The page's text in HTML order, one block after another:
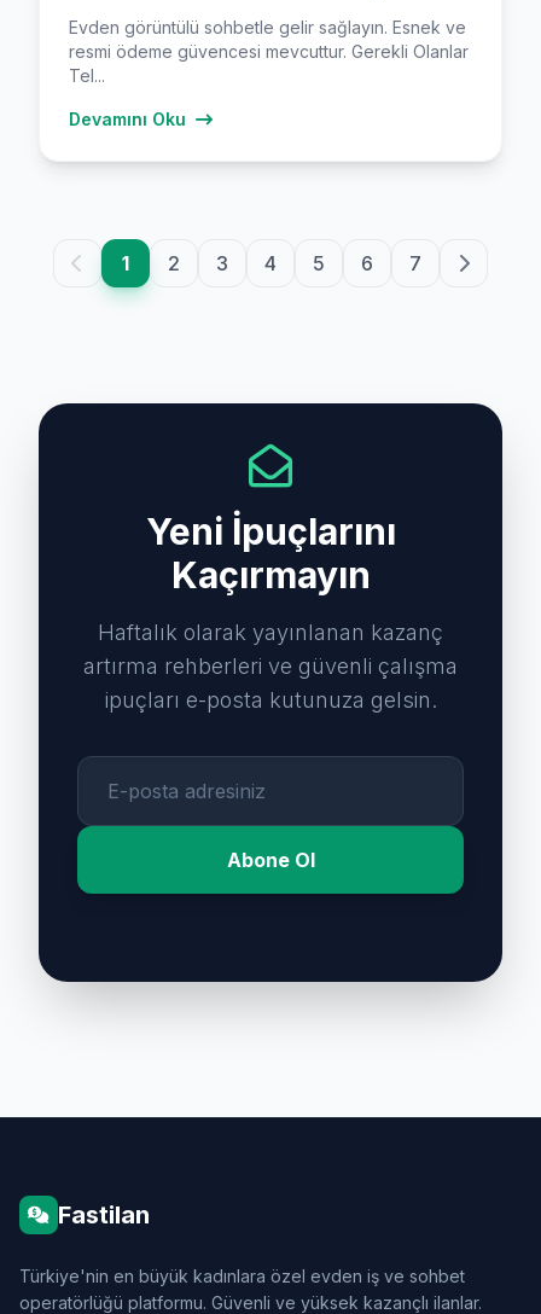
Evden görüntülü sohbetle gelir sağlayın. Esnek ve
resmi ödeme güvencesi mevcuttur. Gerekli Olanlar
Tel...
Devamını Oku
1 2 3 4 5 6 7
Yeni İpuçlarını
Kaçırmayın
Haftalık olarak yayınlanan kazanç
artırma rehberleri ve güvenli çalışma
ipuçları e-posta kutunuza gelsin.
Abone Ol
Fastilan
Türkiye'nin en büyük kadınlara özel evden iş ve sohbet
operatörlüğü platformu. Güvenli ve yüksek kazançlı ilanlar.